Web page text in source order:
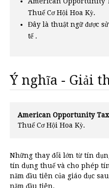
Thuế Cơ Hội Hoa Kỳ.
Đây là thuật ngữ được
tế .
Ý nghĩa - Giải
American Opportunity
Thuế Cơ Hội Hoa Kỳ.
Những thay đổi lớn từ tín
tín dụng thuế và cho phép
năm đầu tiên của giáo dục
năm đầu tiên.